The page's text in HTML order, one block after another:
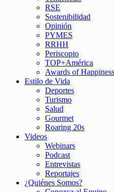
RSE
Sostenibilidad
Opinión
PYMES
RRHH
Periscopio
TOP+América
Awards of Happiness
Estilo de Vida
Deportes
Turismo
Salud
Gourmet
Roaring 20s
Videos
Webinars
Podcast
Entrevistas
Reportajes
¿Quiénes Somos?